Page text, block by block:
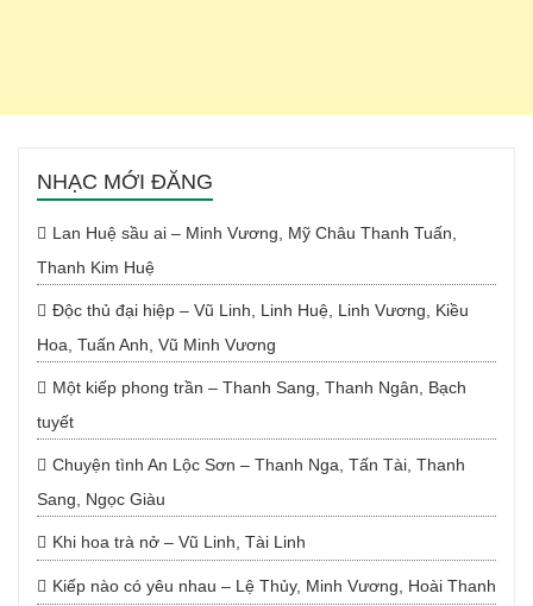
NHẠC MỚI ĐĂNG
Lan Huệ sầu ai – Minh Vương, Mỹ Châu Thanh Tuấn,
Thanh Kim Huệ
Độc thủ đại hiệp – Vũ Linh, Linh Huệ, Linh Vương, Kiều
Hoa, Tuấn Anh, Vũ Minh Vương
Một kiếp phong trần – Thanh Sang, Thanh Ngân, Bạch
tuyết
Chuyện tình An Lộc Sơn – Thanh Nga, Tấn Tài, Thanh
Sang, Ngọc Giàu
Khi hoa trà nở – Vũ Linh, Tài Linh
Kiếp nào có yêu nhau – Lệ Thủy, Minh Vương, Hoài Thanh